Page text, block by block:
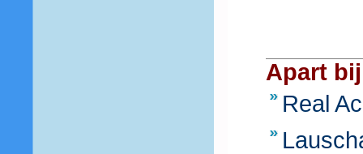
Apart
Real